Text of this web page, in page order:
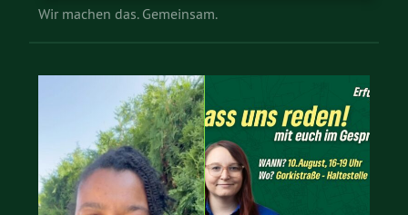
Wir machen das. Gemeinsam.